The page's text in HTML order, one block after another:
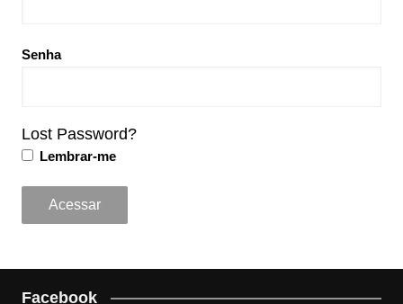
Senha
Lost Password?
Lembrar-me
Facebook